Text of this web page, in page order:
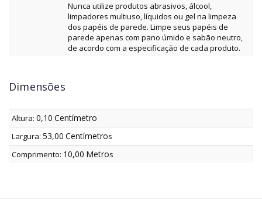
Nunca utilize produtos abrasivos, álcool,
limpadores multiuso, líquidos ou gel na limpeza
dos papéis de parede. Limpe seus papéis de
parede apenas com pano úmido e sabão neutro,
de acordo com a especificação de cada produto.
Dimensões
Altura: 0,10 Centímetro
Largura: 53,00 Centímetros
Comprimento: 10,00 Metros